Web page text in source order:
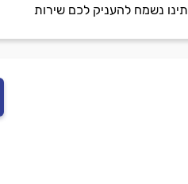
נשמח להעניק לכם שירות